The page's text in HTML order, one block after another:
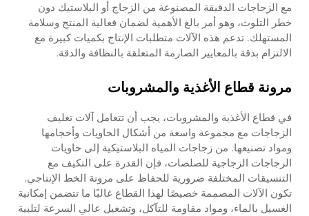
مع الزجاجات الدقيقة المصنوعة من الزجاج أو البلاستيك دون
خطر التلوث، وهو أمر بالغ الأهمية لضمان فعالية المنتج وسلامة
المستهلك. تدعم هذه الآلات متطلبات الإنتاج بكميات كبيرة مع
الالتزام بدقة بالمعايير الصارمة المتعلقة بالنظافة والدقة.
مرونة قطاع الأغذية والمشروبات
في قطاع الأغذية والمشروبات، يجب أن تتعامل آلات تغليف
الزجاجات مع مجموعة واسعة من أشكال الحاويات وأحجامها
ومواد تصنيعها. من زجاجات المياه البلاستيكية إلى حاويات
الزجاجات الزجاجية للصلصات، فإن القدرة على التكيف مع
التنسيقات المختلفة ضرورية للحفاظ على مرونة الخط الإنتاجي.
تكون الآلات المصممة خصيصًا لهذا القطاع غالبًا ما تتضمن إمكانية
الغسيل بالماء، ومواد مقاومة للتآكل، وتشغيل عالي السرعة لتلبية